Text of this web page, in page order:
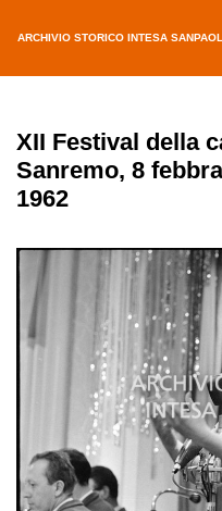
ARCHIVIO STORICO INTESA
XII Festival della
Sanremo, 8
1962